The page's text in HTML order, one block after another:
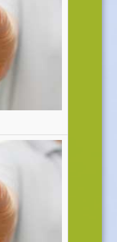
zu den